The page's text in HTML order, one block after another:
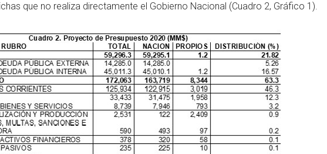
que no realiza directamente el Gobierno Nacional (Cuadro 2, Gráfico 1).